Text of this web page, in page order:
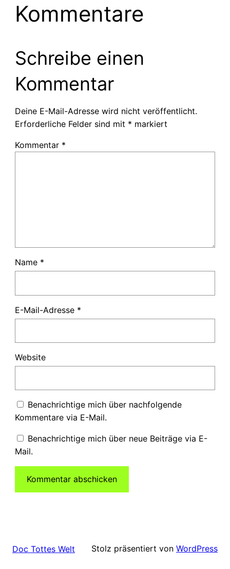
Kommentare
Schreibe einen
Kommentar
Deine E-Mail-Adresse wird nicht veröffentlicht.
Erforderliche Felder sind mit * markiert
Kommentar *
Name *
E-Mail-Adresse *
Website
Benachrichtige mich über nachfolgende
Kommentare via E-Mail.
Benachrichtige mich über neue Beiträge via E-
Mail.
Doc Tottes Welt Stolz präsentiert von WordPress